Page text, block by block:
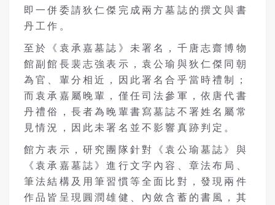
即一併委請狄仁傑完成兩方墓誌的撰文與書
丹工作。
至於《袁承嘉墓誌》未署名，千唐志齋博物
館副館長裴志強表示，袁公瑜與狄仁傑同朝
為官、輩分相近，因此署名合乎當時禮制；
而袁承嘉屬晚輩，僅任司法參軍，依唐代書
丹禮俗，長者為晚輩書寫墓誌不署姓名屬常
見情況，因此未署名並不影響真跡判定。
館方表示，研究團隊針對《袁公瑜墓誌》與
《袁承嘉墓誌》進行文字內容、章法布局、
筆法結構及用筆習慣等全面比對，發現兩件
作品皆呈現圓潤雄健、內斂含蓄的書風，其